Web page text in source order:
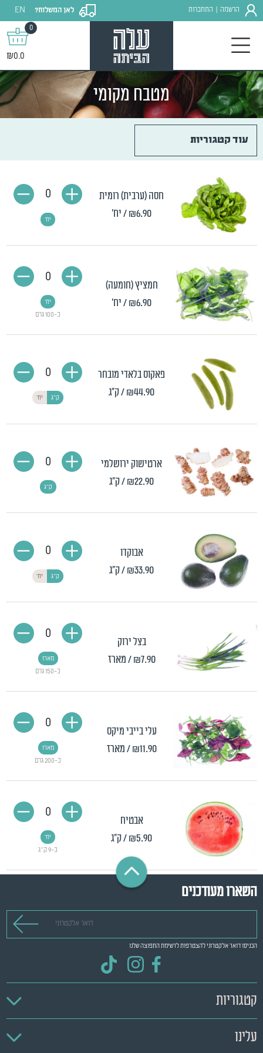
הרשמה התחברות לאן המשלוח?
EN
0
₪0.0
מטבח מקומי
עוד קטגוריות
חסה (ערבית) רומית
₪6.90/ יח' יח'
0
חמציץ (חומעה)
₪6.90/ יח'
כ-100 גרם
יח'
0
פאקוס בלאדי מובחר
₪44.90/ ק"ג ק"ג יח'
0
ארטישוק ירושלמי
₪22.90/ ק"ג ק"ג
0
אבוקדו
₪33.90/ ק"ג ק"ג יח'
0
בצל ירוק
₪7.90 / מארז
כ-150 גרם
מארז
0
עלי בייבי מיקס
₪11.90 / מארז
כ-200 גרם
מארז
0
אבטיח
₪5.90/ ק"ג
כ-9 ק"ג
יח'
0
השארו מעודכנים
הכניסו דואר אלקטרוני להצטרפות לרשימת התפוצה שלנו
קטגוריות
עלינו